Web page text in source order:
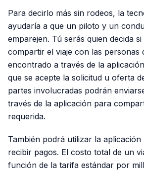
Para decirlo más sin rodeos, la
ayudaría a que un piloto y un
emparejen. Tú serás quien decida
compartir el viaje con las personas
encontrado a través de la
que se acepte la solicitud u oferta
partes involucradas podrán
través de la aplicación para
requerida.
También podrá utilizar la
recibir pagos. El costo total de un
función de la tarifa estándar por